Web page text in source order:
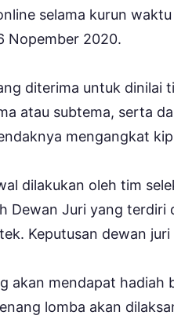
selama kurun
Nopember 2020.
diterima untuk dinilai
atau subtema, serta
mengangkat
dilakukan oleh tim
Dewan Juri yang
Keputusan dewan
akan mendapat hadiah
lomba akan